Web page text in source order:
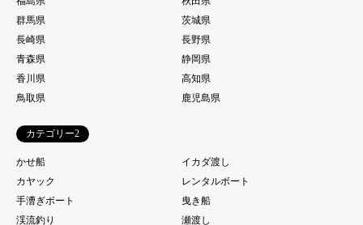
群馬県
茨城県
長崎県
長野県
青森県
静岡県
香川県
高知県
鳥取県
鹿児島県
カテゴリー2
かせ船
イカダ渡し
カヤック
レンタルボート
手漕ぎボート
曳き船
渓流釣り
瀬渡し